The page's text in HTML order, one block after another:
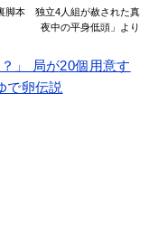
脚本 独立4人組が赦された真
夜中の平身低頭」より
」 局が20個用意す
で卵伝説